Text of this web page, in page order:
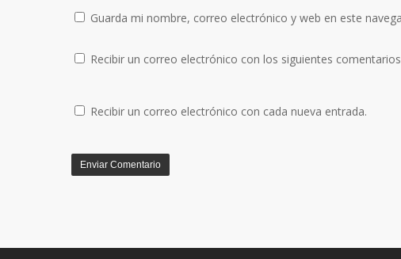
Guarda mi nombre, correo electrónico y web en este
Recibir un correo electrónico con los siguientes
Recibir un correo electrónico con cada nueva entrada.